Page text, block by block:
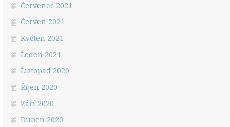
Červenec 2021
Červen 2021
Květen 2021
Leden 2021
Listopad 2020
Říjen 2020
Září 2020
Duben 2020